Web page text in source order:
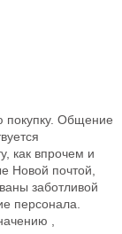
покупку. Общение
как впрочем и
Новой почтой,
заботливой
персонала.
,